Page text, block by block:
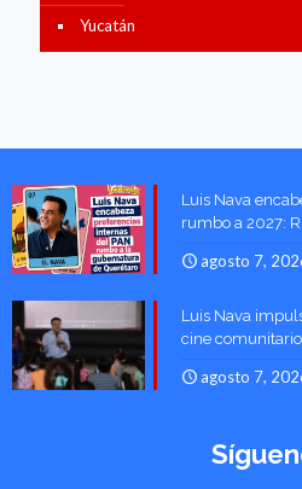
Yucatán
Luis Nava
rumbo a 2027:
agosto 7,
Luis Nava
cine
agosto 7,